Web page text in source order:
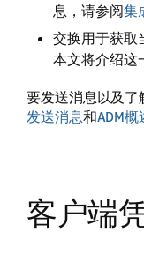
息，请参阅集
交换用于获取
本文将介绍这
要发送消息以及了
发送消息和ADM概
客户端